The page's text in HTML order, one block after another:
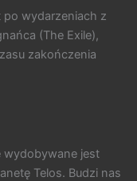
po wydarzeniach z
(The Exile),
zakończenia
wydobywane jest
Telos. Budzi nas